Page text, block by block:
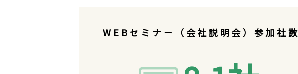
WEBセミナー（会社説明会）参加社数